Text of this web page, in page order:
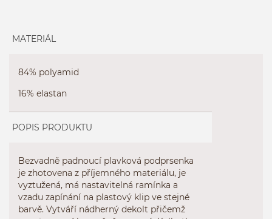
MATERIÁL
84% polyamid
16% elastan
POPIS PRODUKTU
Bezvadně padnoucí plavková podprsenka
je zhotovena z příjemného materiálu, je
vyztužená, má nastavitelná ramínka a
vzadu zapínání na plastový klip ve stejné
barvě. Vytváří nádherný dekolt přičemž